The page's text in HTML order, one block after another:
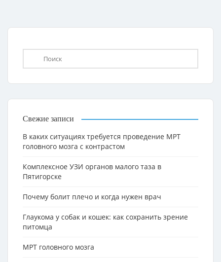
Свежие записи
В каких ситуациях требуется проведение МРТ
головного мозга с контрастом
Комплексное УЗИ органов малого таза в
Пятигорске
Почему болит плечо и когда нужен врач
Глаукома у собак и кошек: как сохранить зрение
питомца
МРТ головного мозга